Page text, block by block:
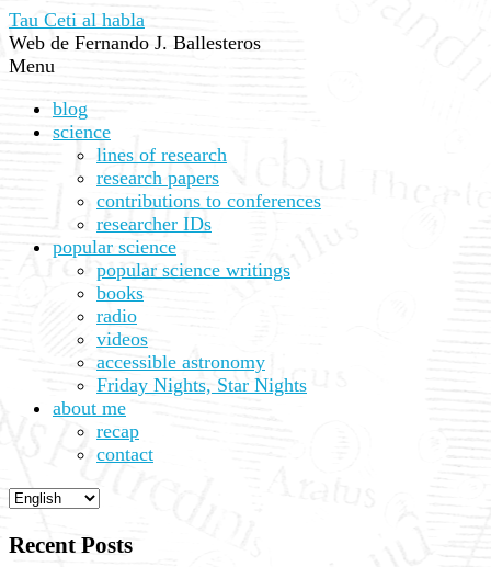
Tau Ceti al habla
Web de Fernando J. Ballesteros
Menu
blog
science
lines of research
research papers
contributions to conferences
researcher IDs
popular science
popular science writings
books
radio
videos
accessible astronomy
Friday Nights, Star Nights
about me
recap
contact
Recent Posts